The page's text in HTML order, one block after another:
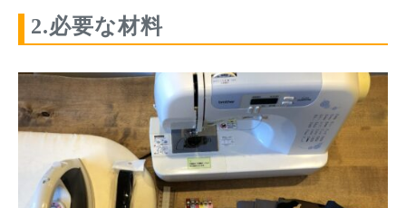
2.必要な材料